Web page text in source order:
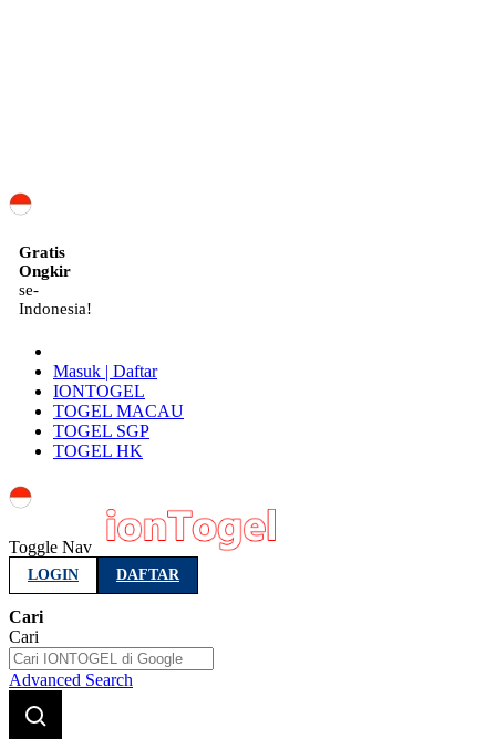
Gratis
Ongkir
se-
Indonesia!
Masuk | Daftar
IONTOGEL
TOGEL MACAU
TOGEL SGP
TOGEL HK
Toggle Nav
LOGIN DAFTAR
Cari
Cari
Advanced Search